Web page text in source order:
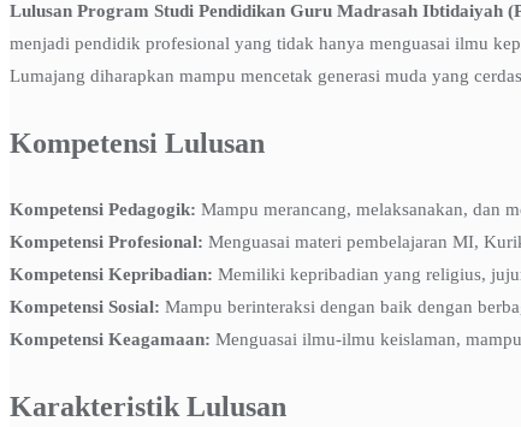
Lulusan Program Studi Pendidikan Guru Madrasah
menjadi pendidik profesional yang tidak hanya menguasai ilmu
Lumajang diharapkan mampu mencetak generasi muda yang
Kompetensi Lulusan
Kompetensi Pedagogik: Mampu merancang, melaksanakan, dan
Kompetensi Profesional: Menguasai materi pembelajaran MI,
Kompetensi Kepribadian: Memiliki kepribadian yang religius,
Kompetensi Sosial: Mampu berinteraksi dengan baik dengan
Kompetensi Keagamaan: Menguasai ilmu-ilmu keislaman,
Karakteristik Lulusan